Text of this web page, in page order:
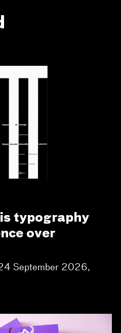
typography
over
24 September 2026,